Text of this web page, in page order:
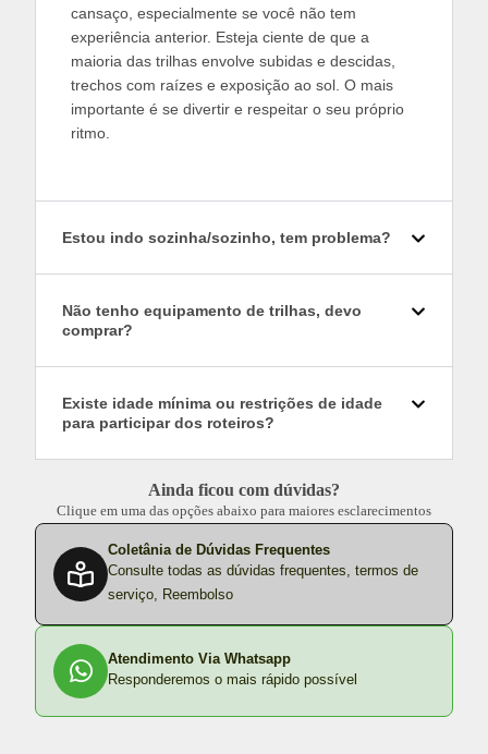
cansaço, especialmente se você não tem
experiência anterior. Esteja ciente de que a
maioria das trilhas envolve subidas e descidas,
trechos com raízes e exposição ao sol. O mais
importante é se divertir e respeitar o seu próprio
ritmo.
Estou indo sozinha/sozinho, tem problema?
Não tenho equipamento de trilhas, devo
comprar?
Existe idade mínima ou restrições de idade
para participar dos roteiros?
Ainda ficou com dúvidas?
Clique em uma das opções abaixo para maiores esclarecimentos
Coletânia de Dúvidas Frequentes
Consulte todas as dúvidas frequentes, termos de
serviço, Reembolso
Atendimento Via Whatsapp
Responderemos o mais rápido possível